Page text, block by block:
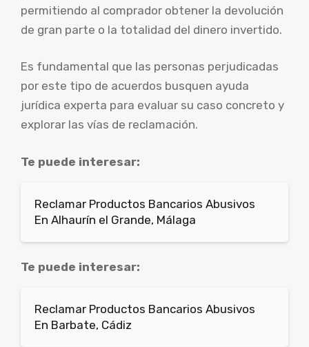
permitiendo al comprador obtener la devolución
de gran parte o la totalidad del dinero invertido.
Es fundamental que las personas perjudicadas
por este tipo de acuerdos busquen ayuda
jurídica experta para evaluar su caso concreto y
explorar las vías de reclamación.
Te puede interesar:
Reclamar Productos Bancarios Abusivos
En Alhaurín el Grande, Málaga
Te puede interesar:
Reclamar Productos Bancarios Abusivos
En Barbate, Cádiz